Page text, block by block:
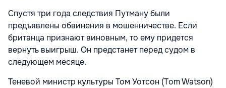
Спустя три года следствия Путману были
предъявлены обвинения в мошенничестве. Если
британца признают виновным, то ему придется
вернуть выигрыш. Он предстанет перед судом в
следующем месяце.
Теневой министр культуры Том Уотсон (Tom Watson)